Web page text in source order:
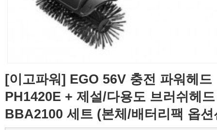
[이고파워] EGO 56V 충전 파워헤드
PH1420E + 제설/다용도 브러쉬헤
BBA2100 세트 (본체/배터리팩 옵션